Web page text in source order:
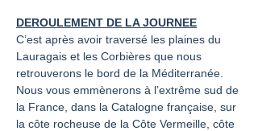
DEROULEMENT DE LA JOURNEE
C’est après avoir traversé les plaines du
Lauragais et les Corbières que nous
retrouverons le bord de la Méditerranée.
Nous vous emmènerons à l’extrême sud de
la France, dans la Catalogne française, sur
la côte rocheuse de la Côte Vermeille, côte